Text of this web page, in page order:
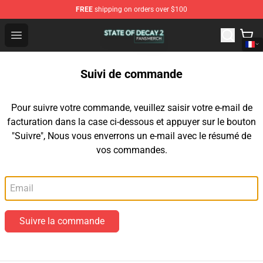
FREE shipping on orders over $100
Open menu
State Of Decay 2 Shop - Official State Of Decay 2
Suivi de commande
Pour suivre votre commande, veuillez saisir votre e-mail de
facturation dans la case ci-dessous et appuyer sur le bouton
"Suivre", Nous vous enverrons un e-mail avec le résumé de
vos commandes.
Suivre la commande